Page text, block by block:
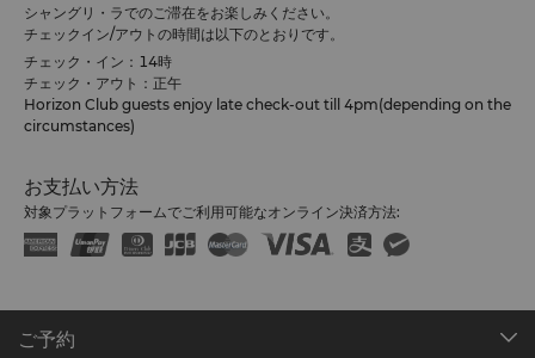
シャングリ・ラでのご滞在をお楽しみください。
チェックイン/アウトの時間は以下のとおりです。
チェック・イン：14時
チェック・アウト：正午
Horizon Club guests enjoy late check-out till 4pm(depending on the
circumstances)
お支払い方法
対象プラットフォームでご利用可能なオンライン決済方法:
ご予約